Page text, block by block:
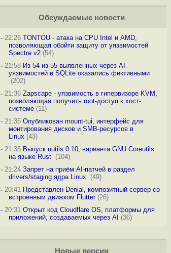
Обсуждаемые новости
-22:26 TONTOU - атака на CPU Intel и AMD,
позволяющая обойти защиту от уязвимостей
Spectre v2(54)
-21:58 Из 54 из 55 выявленных через AI
уязвимостей в SQLite оказались фиктивными
(202)
-21:36 Zapscape - уязвимость в гипервизоре KVM,
позволяющая получить root-доступ к хост-
системе(11)
-21:35 Опубликован mount-tui, интерфейс для
монтирования дисков и SMB-ресурсов в
Linux (43)
-21:35 Выпуск uutils 0.10, варианта GNU Coreutils
на языке Rust (104)
-21:24 Запрет на приём AI-патчей в раздел
drivers/staging ядра Linux
(49)
-20:41 Представлен Denial, композитный сервер со
встроенным движком Flutter(26)
-20:31 Открыт код Cloudflare OS, платформы для
приложений, создаваемых через AI (36)
Новые версии